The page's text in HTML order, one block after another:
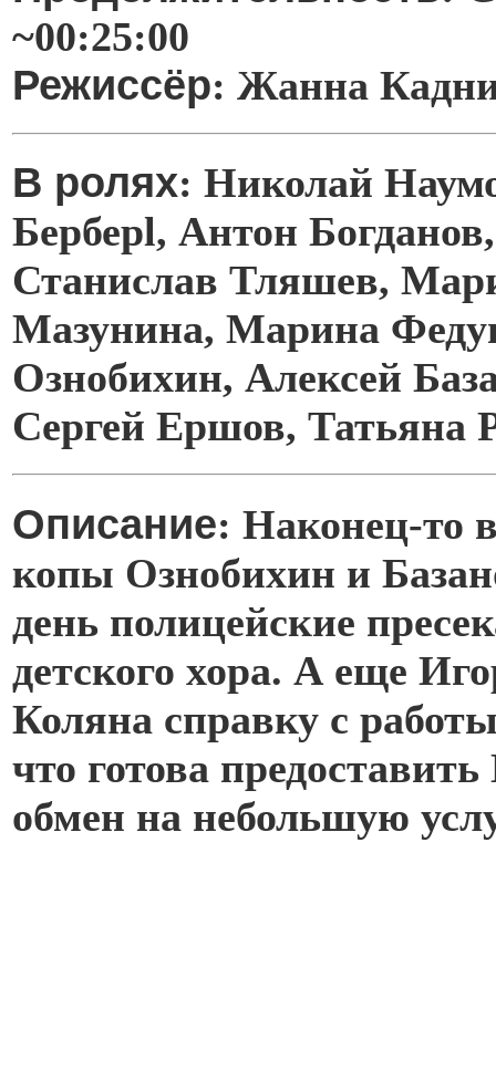
~00:25:00
Режиссёр: Жанна
В ролях: Николай
Берберl, Антон
Станислав Тляшев,
Мазунина, Марина
Ознобихин, Алексей
Сергей Ершов, Татьяна
Описание: Наконец-то
копы Ознобихин и
день полицейские
детского хора. А еще
Коляна справку с
что готова
обмен на небольшую